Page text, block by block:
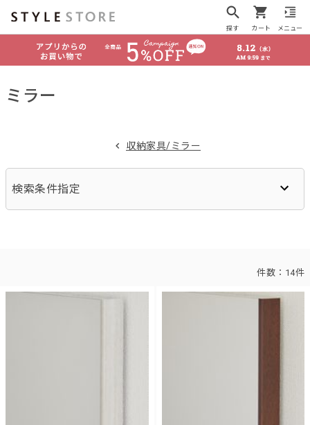
探す カート メニュー
ミラー
収納家具/ミラー
検索条件指定
件数： 14件